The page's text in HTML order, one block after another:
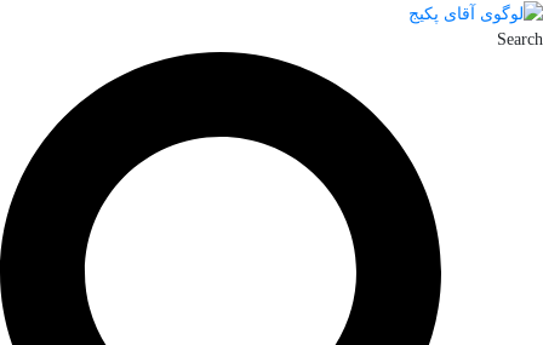
Search